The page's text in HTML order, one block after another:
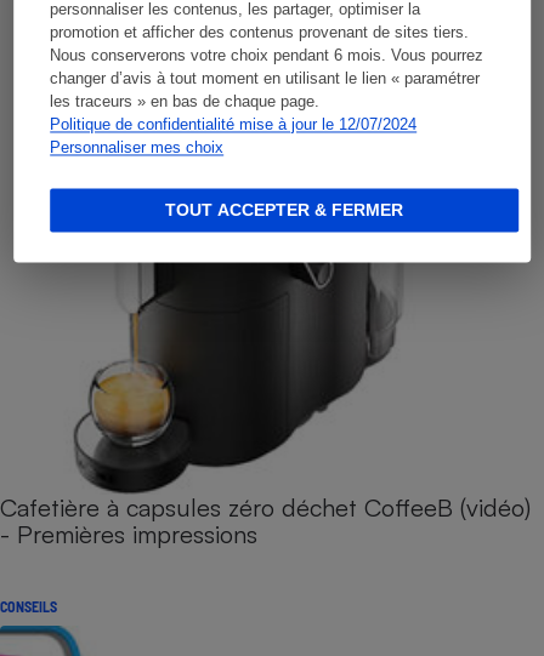
personnaliser les contenus, les partager, optimiser la
promotion et afficher des contenus provenant de sites tiers.
Nous conserverons votre choix pendant 6 mois. Vous pourrez
changer d’avis à tout moment en utilisant le lien « paramétrer
les traceurs » en bas de chaque page.
Politique de confidentialité mise à jour le 12/07/2024
Personnaliser mes choix
TOUT ACCEPTER & FERMER
Cafetière à capsules zéro déchet CoffeeB (vidéo)
- Premières impressions
CONSEILS